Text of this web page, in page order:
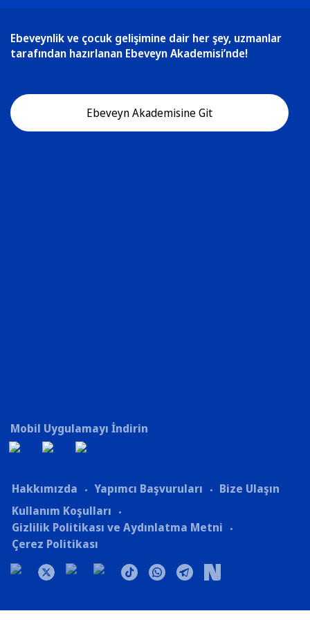
Ebeveynlik ve çocuk gelişimine dair her şey, uzmanlar
tarafından hazırlanan Ebeveyn Akademisi’nde!
Ebeveyn Akademisine Git
Mobil Uygulamayı İndirin
Hakkımızda Yapımcı Başvuruları
Bize Ulaşın
Kullanım Koşulları
Gizlilik Politikası ve Aydınlatma Metni
Çerez Politikası